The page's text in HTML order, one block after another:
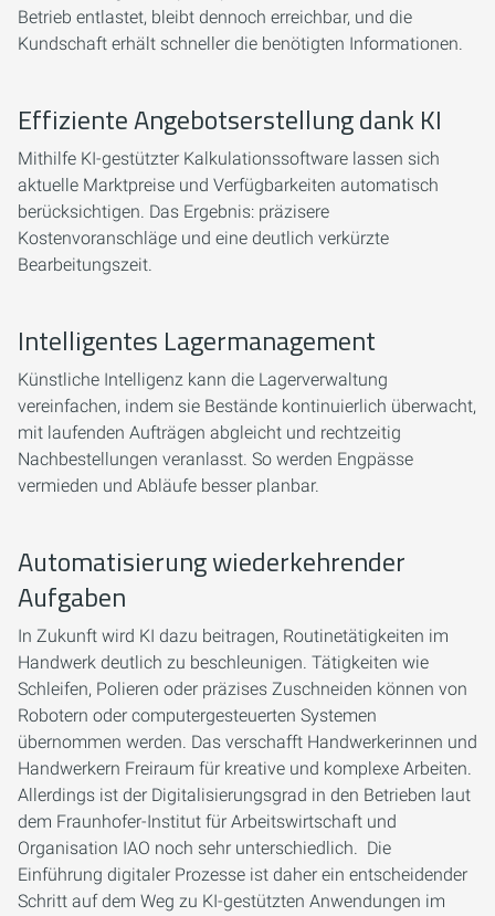
Betrieb entlastet, bleibt dennoch erreichbar, und die
Kundschaft erhält schneller die benötigten Informationen.
Effiziente Angebotserstellung dank KI
Mithilfe KI-gestützter Kalkulationssoftware lassen sich
aktuelle Marktpreise und Verfügbarkeiten automatisch
berücksichtigen. Das Ergebnis: präzisere
Kostenvoranschläge und eine deutlich verkürzte
Bearbeitungszeit.
Intelligentes Lagermanagement
Künstliche Intelligenz kann die Lagerverwaltung
vereinfachen, indem sie Bestände kontinuierlich überwacht,
mit laufenden Aufträgen abgleicht und rechtzeitig
Nachbestellungen veranlasst. So werden Engpässe
vermieden und Abläufe besser planbar.
Automatisierung wiederkehrender
Aufgaben
In Zukunft wird KI dazu beitragen, Routinetätigkeiten im
Handwerk deutlich zu beschleunigen. Tätigkeiten wie
Schleifen, Polieren oder präzises Zuschneiden können von
Robotern oder computergesteuerten Systemen
übernommen werden. Das verschafft Handwerkerinnen und
Handwerkern Freiraum für kreative und komplexe Arbeiten.
Allerdings ist der Digitalisierungsgrad in den Betrieben laut
dem Fraunhofer-Institut für Arbeitswirtschaft und
Organisation IAO noch sehr unterschiedlich. Die
Einführung digitaler Prozesse ist daher ein entscheidender
Schritt auf dem Weg zu KI-gestützten Anwendungen im